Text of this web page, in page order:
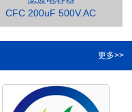
CFC 200uF 500V.AC
更多>>